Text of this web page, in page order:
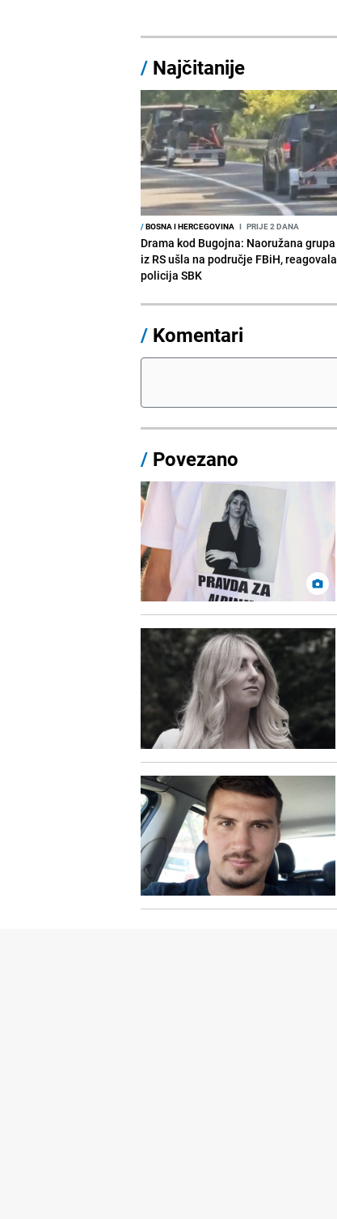
/ Najčitanije
/BOSNA I HERCEGOVINA I PRIJE 2 DANA
Drama kod Bugojna: Naoružana grupa
iz RS ušla na područje FBiH, reagovala
policija SBK
/ Komentari
/ Povezano